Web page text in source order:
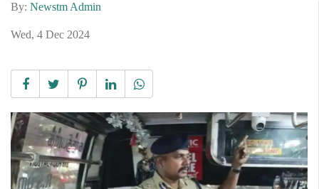
By: Newstm Admin
Wed, 4 Dec 2024